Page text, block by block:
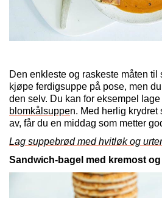
Den enkleste og raskeste måten til
kjøpe ferdigsuppe på pose, men
den selv. Du kan for eksempel
blomkålsuppen. Med herlig
av, får du en middag som metter
Lag suppebrød med hvitløk og
Sandwich-bagel med kremost